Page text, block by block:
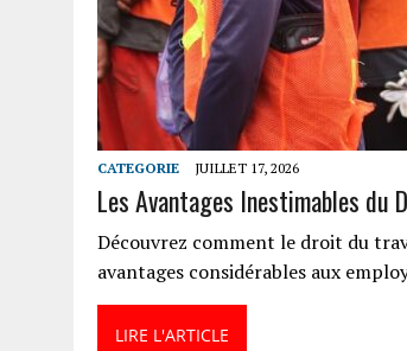
CATEGORIE JUILLET 17, 2026
Les Avantages Inestimables du
Découvrez comment le droit du
avantages considérables aux
LIRE L'ARTICLE